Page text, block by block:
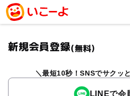
新規会員登録(無料)
最短10秒！SNSでサクッ
LINEで会